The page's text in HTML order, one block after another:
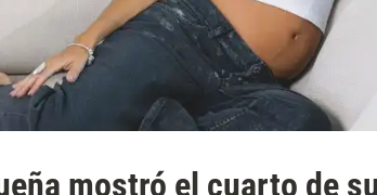
mostró el cuarto de